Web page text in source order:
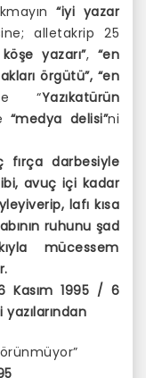
“iyi yazar
alletakrip 25
yazarı”, “en
örgütü”, “en
“Yazıkatürün
“medya delisi”ni
fırça darbesiyle
avuç içi kadar
lafı kısa
ruhunu şad
mücessem
Kasım 1995 / 6